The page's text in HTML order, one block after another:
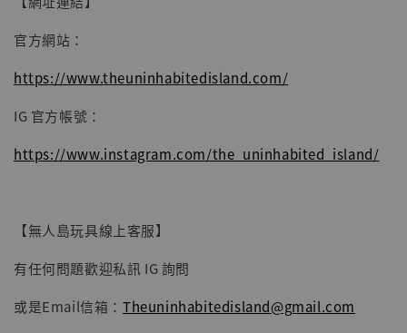
官方網站：
https://www.theuninhabitedisland.com/
IG 官方帳號：
https://www.instagram.com/the_uninhabited_island/
【無人島玩具線上客服】
有任何問題歡迎私訊 IG 詢問
或是Email信箱： Theuninhabitedisland@gmail.com